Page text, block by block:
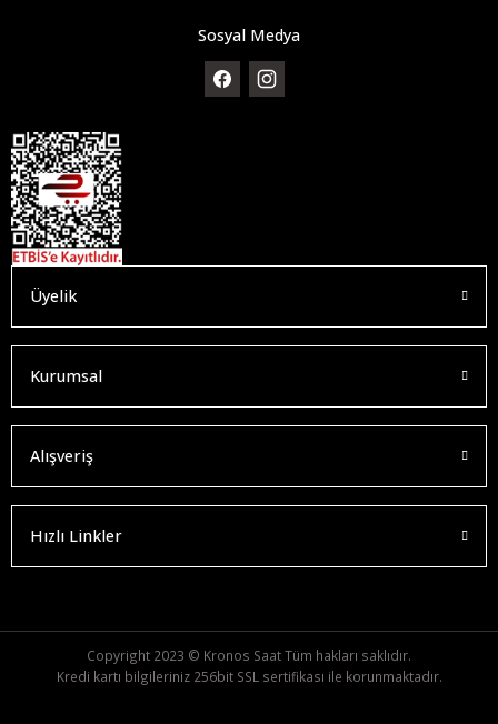
Sosyal Medya
Üyelik
Kurumsal
Alışveriş
Hızlı Linkler
Copyright 2023 © Kronos Saat Tüm hakları saklıdır.
Kredi kartı bilgileriniz 256bit SSL sertifikası ile korunmaktadır.